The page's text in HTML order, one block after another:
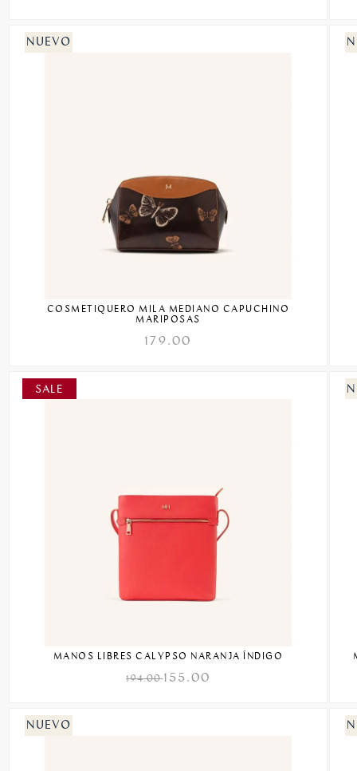
COSMETIQUERO MILA MEDIANO CAPUCHINO
MARIPOSAS
179.00
MANOS LIBRES CALYPSO NARANJA ÍNDIGO
194.00155.00